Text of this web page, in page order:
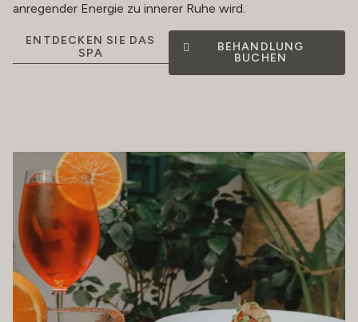
anregender Energie zu innerer Ruhe wird.
ENTDECKEN SIE DAS
SPA
BEHANDLUNG
BUCHEN